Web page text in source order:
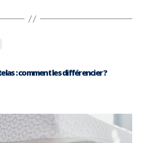
: comment les différencier ?